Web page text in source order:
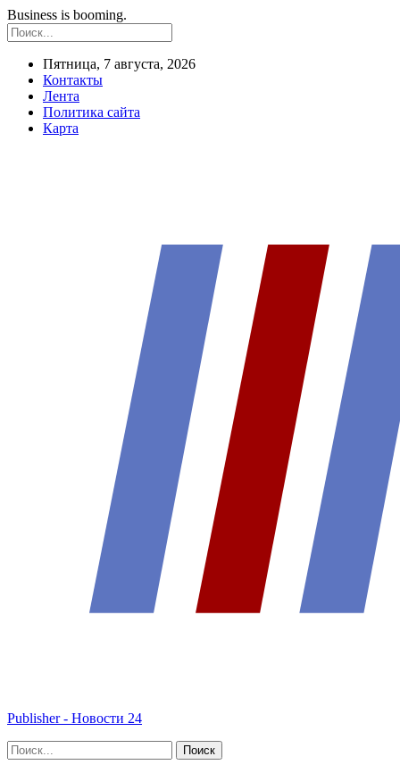
Business is booming.
Пятница, 7 августа, 2026
Контакты
Лента
Политика сайта
Карта
Publisher - Новости 24